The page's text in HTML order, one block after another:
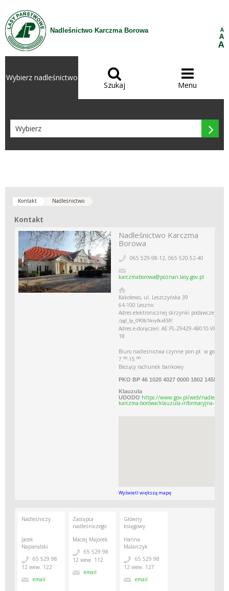
Przejdź do treści
Nadleśnictwo Karczma Borowa A
A
A
Wybierz nadleśnictwo 
Szukaj

Menu

Kontakt Nadleśnictwo
Kontakt
Kontakt
Nadleśnictwo Karczma
Borowa
065 529-98-12, 065 520-52-40
karczmaborowa@poznan.lasy.gov.pl
Kakolewo, ul. Leszczyńska 39
64-100 Leszno
Adres elektronicznej skrzynki podawczej:
/pgl_lp_0908/SkrytkaESP/
Adres e-doręczeń: AE:PL-29429-48010-
18
Biuro nadleśnictwa czynne pon-pt w
7.00-15.00
Bieżący rachunek bankowy
PKO BP 46 1020 4027 0000 1802 1455
Klauzula
UDODO https://www.gov.pl/web/
karczma-borowa/klauzula-informacyjna-uodo
Wyświetl większą mapę
Nadleśniczy
Jacek
Napieralski
65 529 98
12 wew. 122
email
Zastępca
nadleśniczego
Maciej Majorek
65 529 98
12 wew. 112
email
Główny
księgowy
Hanna
Malarczyk
65 529 98
12 wew. 127
email